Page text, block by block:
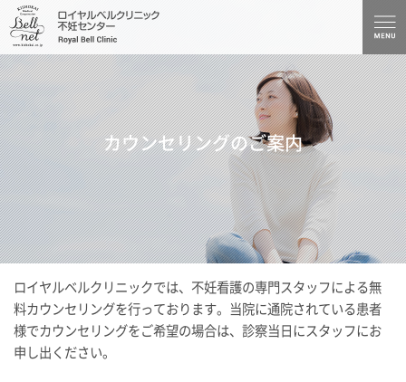
カウンセリングのご案内
ロイヤルベルクリニックでは、不妊看護の専門スタッフによる無
料カウンセリングを行っております。当院に通院されている患者
様でカウンセリングをご希望の場合は、診察当日にスタッフにお
申し出ください。